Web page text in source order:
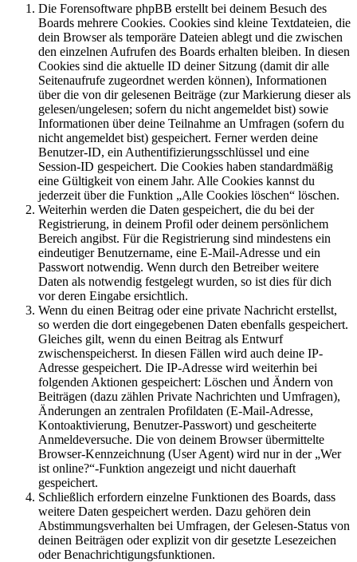
Die Forensoftware phpBB erstellt bei deinem Besuch des
Boards mehrere Cookies. Cookies sind kleine Textdateien, die
dein Browser als temporäre Dateien ablegt und die zwischen
den einzelnen Aufrufen des Boards erhalten bleiben. In diesen
Cookies sind die aktuelle ID deiner Sitzung (damit dir alle
Seitenaufrufe zugeordnet werden können), Informationen
über die von dir gelesenen Beiträge (zur Markierung dieser als
gelesen/ungelesen; sofern du nicht angemeldet bist) sowie
Informationen über deine Teilnahme an Umfragen (sofern du
nicht angemeldet bist) gespeichert. Ferner werden deine
Benutzer-ID, ein Authentifizierungsschlüssel und eine
Session-ID gespeichert. Die Cookies haben standardmäßig
eine Gültigkeit von einem Jahr. Alle Cookies kannst du
jederzeit über die Funktion „Alle Cookies löschen“ löschen.
Weiterhin werden die Daten gespeichert, die du bei der
Registrierung, in deinem Profil oder deinem persönlichem
Bereich angibst. Für die Registrierung sind mindestens ein
eindeutiger Benutzername, eine E-Mail-Adresse und ein
Passwort notwendig. Wenn durch den Betreiber weitere
Daten als notwendig festgelegt wurden, so ist dies für dich
vor deren Eingabe ersichtlich.
Wenn du einen Beitrag oder eine private Nachricht erstellst,
so werden die dort eingegebenen Daten ebenfalls gespeichert.
Gleiches gilt, wenn du einen Beitrag als Entwurf
zwischenspeicherst. In diesen Fällen wird auch deine IP-
Adresse gespeichert. Die IP-Adresse wird weiterhin bei
folgenden Aktionen gespeichert: Löschen und Ändern von
Beiträgen (dazu zählen Private Nachrichten und Umfragen),
Änderungen an zentralen Profildaten (E-Mail-Adresse,
Kontoaktivierung, Benutzer-Passwort) und gescheiterte
Anmeldeversuche. Die von deinem Browser übermittelte
Browser-Kennzeichnung (User Agent) wird nur in der „Wer
ist online?“-Funktion angezeigt und nicht dauerhaft
gespeichert.
Schließlich erfordern einzelne Funktionen des Boards, dass
weitere Daten gespeichert werden. Dazu gehören dein
Abstimmungsverhalten bei Umfragen, der Gelesen-Status von
deinen Beiträgen oder explizit von dir gesetzte Lesezeichen
oder Benachrichtigungsfunktionen.